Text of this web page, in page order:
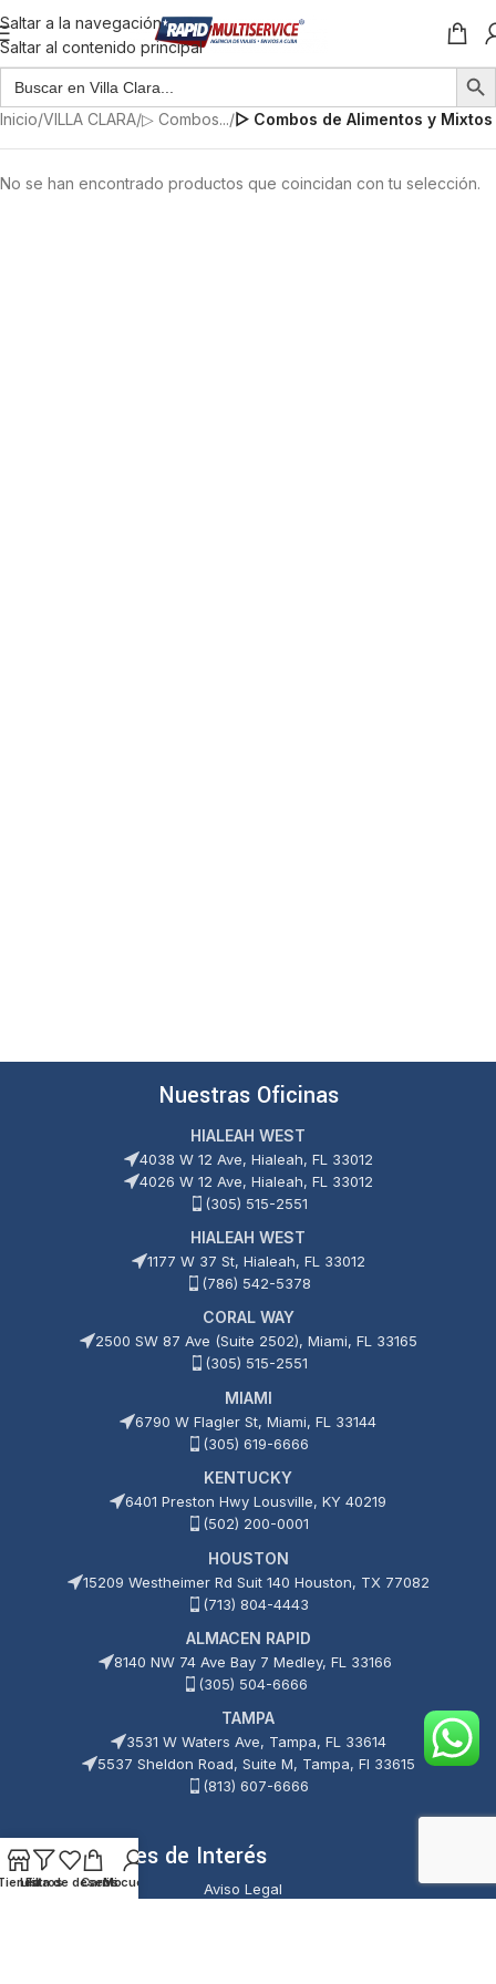
Saltar a la navegación
Saltar al contenido principal
Inicio/VILLA CLARA/▷ Combos.../▻ Combos de Alimentos y Mixtos
No se han encontrado productos que coincidan con tu selección.
Nuestras Oficinas
HIALEAH WEST
4038 W 12 Ave, Hialeah, FL 33012
4026 W 12 Ave, Hialeah, FL 33012
(305) 515-2551
HIALEAH WEST
1177 W 37 St, Hialeah, FL 33012
(786) 542-5378
CORAL WAY
2500 SW 87 Ave (Suite 2502), Miami, FL 33165
(305) 515-2551
MIAMI
6790 W Flagler St, Miami, FL 33144
(305) 619-6666
KENTUCKY
6401 Preston Hwy Lousville, KY 40219
(502) 200-0001
HOUSTON
15209 Westheimer Rd Suit 140 Houston, TX 77082
(713) 804-4443
ALMACEN RAPID
8140 NW 74 Ave Bay 7 Medley, FL 33166
(305) 504-6666
TAMPA
3531 W Waters Ave, Tampa, FL 33614
5537 Sheldon Road, Suite M, Tampa, Fl 33615
(813) 607-6666
Enlaces de Interés
Aviso Legal
Filtros
Lista de deseos
CarritoMi cuenta